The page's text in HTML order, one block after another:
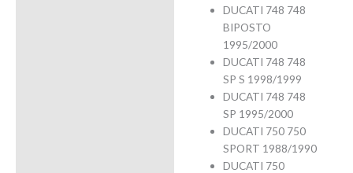
DUCATI 748 748
BIPOSTO
1995/2000
DUCATI 748 748
SP S 1998/1999
DUCATI 748 748
SP 1995/2000
DUCATI 750 750
SPORT 1988/1990
DUCATI 750